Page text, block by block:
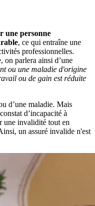
une personne
, ce qui entraîne une
professionnelles.
on parlera ainsi d’une
ou une maladie d'origine
ou de gain est réduite
d’une maladie. Mais
d’incapacité à
une invalidité tout en
un assuré invalide n'est